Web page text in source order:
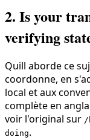
2. Is your
verifying
Quill aborde ce
coordonne, en
local et aux
complète en
voir l'original sur /
doing.